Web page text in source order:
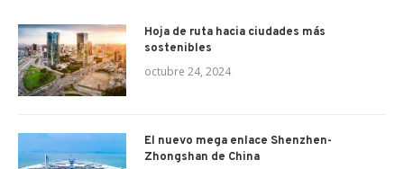
Hoja de ruta hacia ciudades más
sostenibles
octubre 24, 2024
El nuevo mega enlace Shenzhen-
Zhongshan de China